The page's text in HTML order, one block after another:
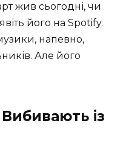
жив сьогодні, чи
його на Spotify.
напевно,
Але його
із